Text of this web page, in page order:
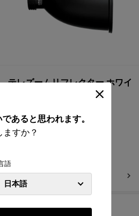
あると思われます。
すか？
語
日本語
テレズームリフレクター ホワイ
(0)
指向性の高い均一な光を作り出す
次から：
$599.00